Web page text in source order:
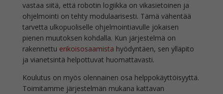
vastaa siitä, että robotin logiikka on vikasietoinen ja
ohjelmointi on tehty modulaarisesti. Tämä vähentää
tarvetta ulkopuoliselle ohjelmointiavulle jokaisen
pienen muutoksen kohdalla. Kun järjestelmä on
rakennettu erikoisosaamista hyödyntäen, sen ylläpito
ja vianetsintä helpottuvat huomattavasti.
Koulutus on myös olennainen osa helppokäyttöisyyttä.
Toimitamme järjestelmän mukana kattavan